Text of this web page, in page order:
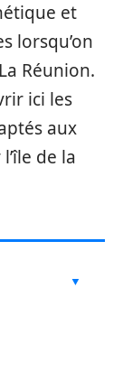
et
lorsqu’on
Réunion.
ici les
aux
de la